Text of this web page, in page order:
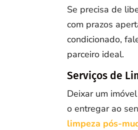
Se precisa de
com prazos
condicionado,
parceiro ideal.
Serviços de
Deixar um
o entregar ao
limpeza pós-